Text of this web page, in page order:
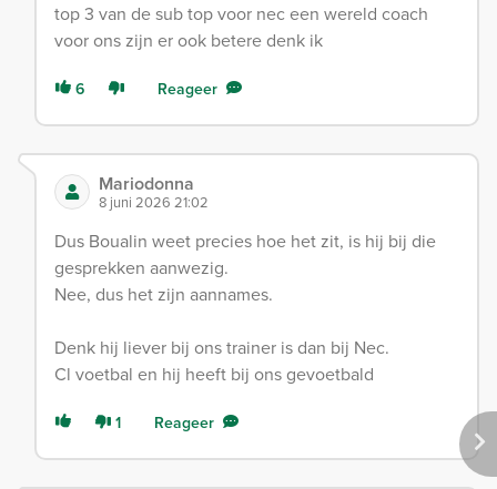
top 3 van de sub top voor nec een wereld coach
voor ons zijn er ook betere denk ik
6 Reageer
Mariodonna
8 juni 2026 21:02
Dus Boualin weet precies hoe het zit, is hij bij die
gesprekken aanwezig.
Nee, dus het zijn aannames.
Denk hij liever bij ons trainer is dan bij Nec.
Cl voetbal en hij heeft bij ons gevoetbald
1 Reageer